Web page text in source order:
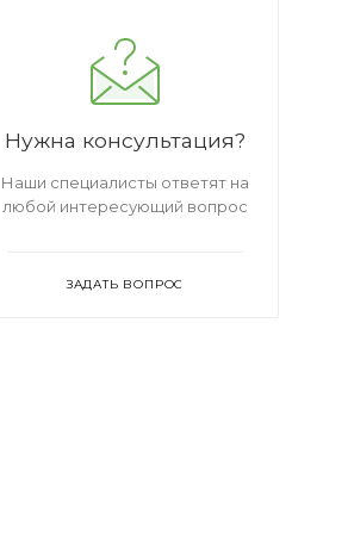
Нужна консультация?
Наши специалисты ответят на
любой интересующий вопрос
ЗАДАТЬ ВОПРОС